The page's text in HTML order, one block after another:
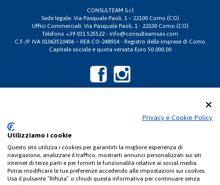
CONSULTEAM S.r.l
Sede legale: Via Pasquale Paoli, 1 – 22100 Como (CO)
Uffici Commerciali: Via Pasquale Paoli, 1 - 22100 Como (CO)
Telefono +39 031 525522 - info@consulteamsas.com
C.F./P. IVA 01063510406 – REA CO-248914 - Registro delle imprese di Como
Capitale sociale e quota versata Euro 50.000,00
Copyright 2019 www.blistex.it tutti i diritti riservati |Termini e condizioni di
accessibilità
Privacy e Cookie Policy
Utilizziamo i cookie
Questo sito utilizza i cookies per garantirti la migliore esperienza di
navigazione, analizzare il traffico, mostrarti annunci personalizzati sui siti
internet di terze parti e per fornirti le funzionalità relative ai social media.
Potrai modificare le tue preferenze accedendo alle impostazioni sui cookies.
Usa il pulsante “Rifiuta” o chiudi questa informativa per continuare senza